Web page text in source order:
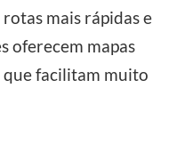
mais rápidas e
oferecem mapas
facilitam muito